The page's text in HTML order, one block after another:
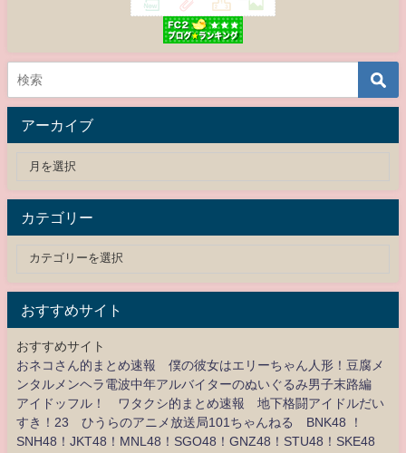
アーカイブ
カテゴリー
おすすめサイト
おすすめサイト
おネコさん的まとめ速報 僕の彼女はエリーちゃん人形！豆腐メ
ンタルメンヘラ電波中年アルバイターのぬいぐるみ男子末路編
アイドッフル！ ワタクシ的まとめ速報 地下格闘アイドルだい
すき！23 ひうらのアニメ放送局101ちゃんねる BNK48 ！
SNH48！JKT48！MNL48！SGO48！GNZ48！STU48！SKE48